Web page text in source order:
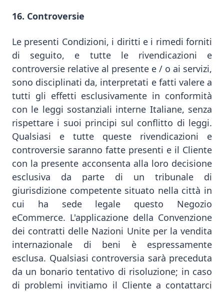
16. Controversie
Le presenti Condizioni, i diritti e i rimedi forniti
di seguito, e tutte le rivendicazioni e
controversie relative al presente e / o ai servizi,
sono disciplinati da, interpretati e fatti valere a
tutti gli effetti esclusivamente in conformità
con le leggi sostanziali interne Italiane, senza
rispettare i suoi principi sul conflitto di leggi.
Qualsiasi e tutte queste rivendicazioni e
controversie saranno fatte presenti e il Cliente
con la presente acconsenta alla loro decisione
esclusiva da parte di un tribunale di
giurisdizione competente situato nella città in
cui ha sede legale questo Negozio
eCommerce. L'applicazione della Convenzione
dei contratti delle Nazioni Unite per la vendita
internazionale di beni è espressamente
esclusa. Qualsiasi controversia sarà preceduta
da un bonario tentativo di risoluzione; in caso
di problemi invitiamo il Cliente a contattarci